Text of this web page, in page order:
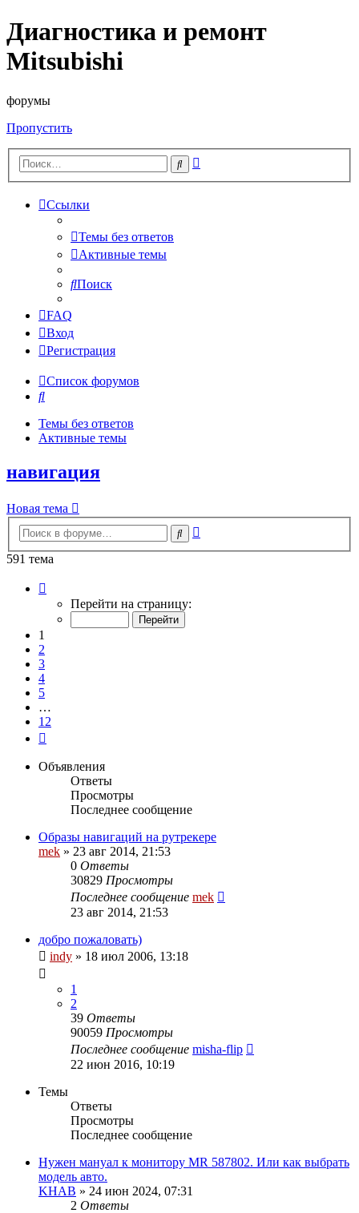
Диагностика и ремонт
Mitsubishi
форумы
Пропустить
Поиск
Ссылки
Темы без ответов
Активные темы
Поиск
FAQ
Вход
Регистрация
Список форумов
Поиск
Темы без ответов
Активные темы
навигация
Новая тема
Поиск
591 тема
Перейти на страницу:
1
2
3
4
5
…
12
Объявления
Ответы
Просмотры
Последнее сообщение
Образы навигаций на рутрекере
mek » 23 авг 2014, 21:53
0 Ответы
30829 Просмотры
Последнее сообщение mek
23 авг 2014, 21:53
добро пожаловать)
indy » 18 июл 2006, 13:18
1
2
39 Ответы
90059 Просмотры
Последнее сообщение misha-flip
22 июн 2016, 10:19
Темы
Ответы
Просмотры
Последнее сообщение
Нужен мануал к монитору MR 587802. Или как выбрать
модель авто.
KHAB » 24 июн 2024, 07:31
2 Ответы